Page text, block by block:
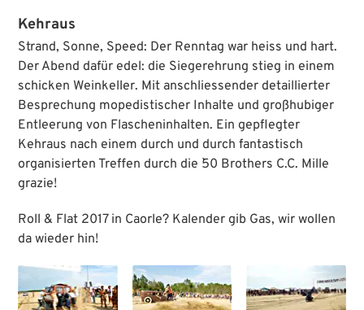
Kehraus
Strand, Sonne, Speed: Der Renntag war heiss und hart.
Der Abend dafür edel: die Siegerehrung stieg in einem
schicken Weinkeller. Mit anschliessender detaillierter
Besprechung mopedistischer Inhalte und großhubiger
Entleerung von Flascheninhalten. Ein gepflegter
Kehraus nach einem durch und durch fantastisch
organisierten Treffen durch die `50 Brothers C.C. Mille
grazie!
Roll & Flat 2017 in Caorle? Kalender gib Gas, wir wollen
da wieder hin!